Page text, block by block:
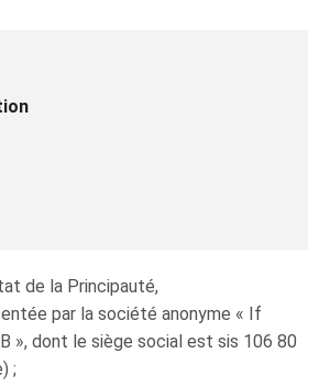
de la Principauté,
par la société anonyme « If
», dont le siège social est sis 106 80
;